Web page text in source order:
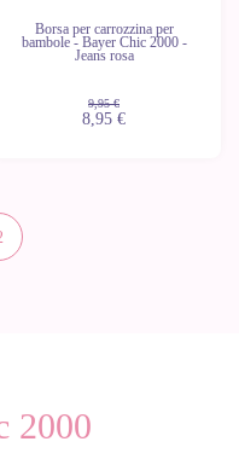
Borsa per carrozzina per
bambole - Bayer Chic 2000 -
Jeans rosa
9,95 €
8,95 €
2000